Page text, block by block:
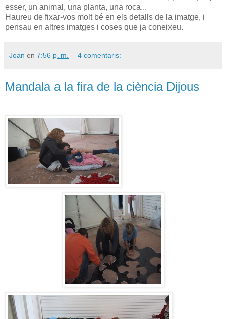
esser, un animal, una planta, una roca...
Haureu de fixar-vos molt bé en els detalls de la imatge, i
pensau en altres imatges i coses que ja coneixeu.
Joan en 7:56 p. m. 4 comentaris:
Mandala a la fira de la ciència Dijous